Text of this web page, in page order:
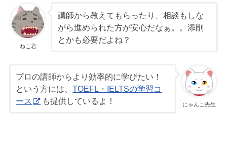
ねこ君
講師から教えてもらったり、相談もしな
がら進められた方が安心だなぁ。。添削
とかも必要だよね？
にゃんこ先生
プロの講師からより効率的に学びたい！
という方には、TOEFL・IELTSの学習コ
ース
も提供しているよ！